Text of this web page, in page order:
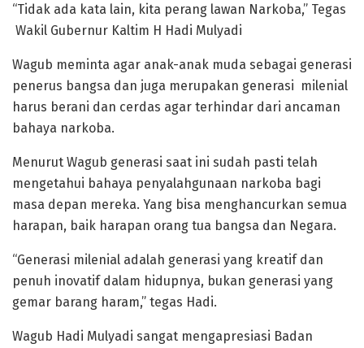
“Tidak ada kata lain, kita perang lawan Narkoba,” Tegas
Wakil Gubernur Kaltim H Hadi Mulyadi
Wagub meminta agar anak-anak muda sebagai generasi
penerus bangsa dan juga merupakan generasi milenial
harus berani dan cerdas agar terhindar dari ancaman
bahaya narkoba.
Menurut Wagub generasi saat ini sudah pasti telah
mengetahui bahaya penyalahgunaan narkoba bagi
masa depan mereka. Yang bisa menghancurkan semua
harapan, baik harapan orang tua bangsa dan Negara.
“Generasi milenial adalah generasi yang kreatif dan
penuh inovatif dalam hidupnya, bukan generasi yang
gemar barang haram,” tegas Hadi.
Wagub Hadi Mulyadi sangat mengapresiasi Badan